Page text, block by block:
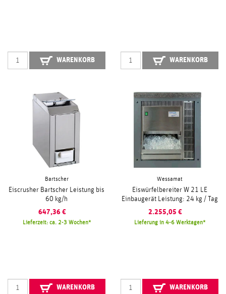
WARENKORB WARENKORB
Bartscher
Eiscrusher Bartscher Leistung bis
60 kg/h
647,36 €
Lieferzeit: ca. 2-3 Wochen
WARENKORB
Wessamat
Eiswürfelbereiter W 21 LE
Einbaugerät Leistung: 24 kg / Tag
2.255,05 €
Lieferung in 4-6 Werktagen
WARENKORB